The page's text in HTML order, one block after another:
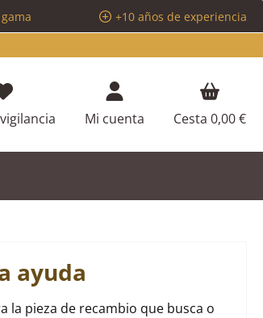
+10 años de experiencia
Tienes 0 artículos en tu lista de
Mi cuenta Cesta 0,00 €
ayuda
la pieza de recambio que busca o